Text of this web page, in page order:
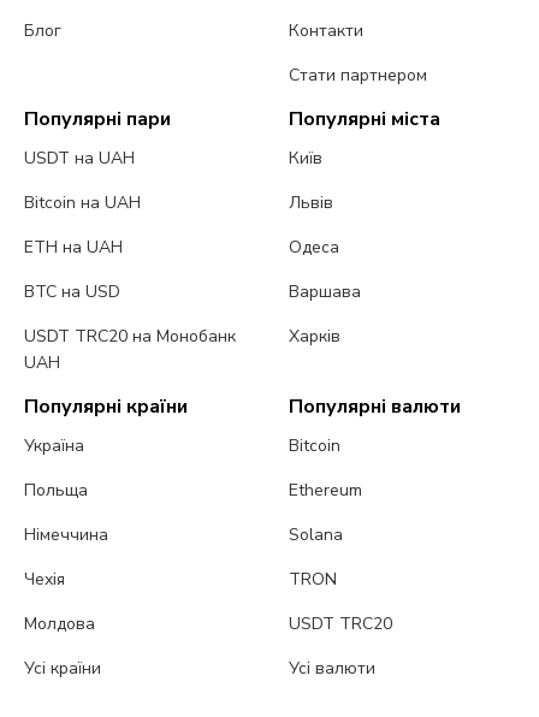
Блог
Контакти
Стати партнером
Популярні пари
USDT на UAH
Bitcoin на UAH
ETH на UAH
BTC на USD
USDT TRC20 на Монобанк
UAH
Популярні міста
Київ
Львів
Одеса
Варшава
Харків
Популярні країни
Україна
Польща
Німеччина
Чехія
Молдова
Усі країни
Популярні валюти
Bitcoin
Ethereum
Solana
TRON
USDT TRC20
Усі валюти